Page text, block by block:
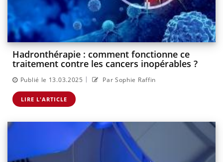
Hadronthérapie : comment fonctionne ce
traitement contre les cancers inopérables ?
Publié le 13.03.2025 | Par Sophie Raffin
LIRE L'ARTICLE